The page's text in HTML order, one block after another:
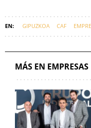
GIPUZKOA CAF
MÁS EN EMPRESAS